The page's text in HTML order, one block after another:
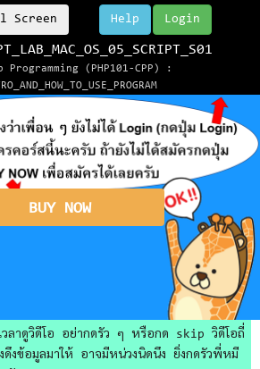
Screen Login
Help
Programming (PHP101-CPP) :
BUY NOW
ลาดูวิดีโอ อย่ากดรัว ๆ หรือกด skip วิดีโอถี่
งข้อมูลมาให้ อาจมีหน่วงนิดนึง ยิ่งกดรัวพี่หมี